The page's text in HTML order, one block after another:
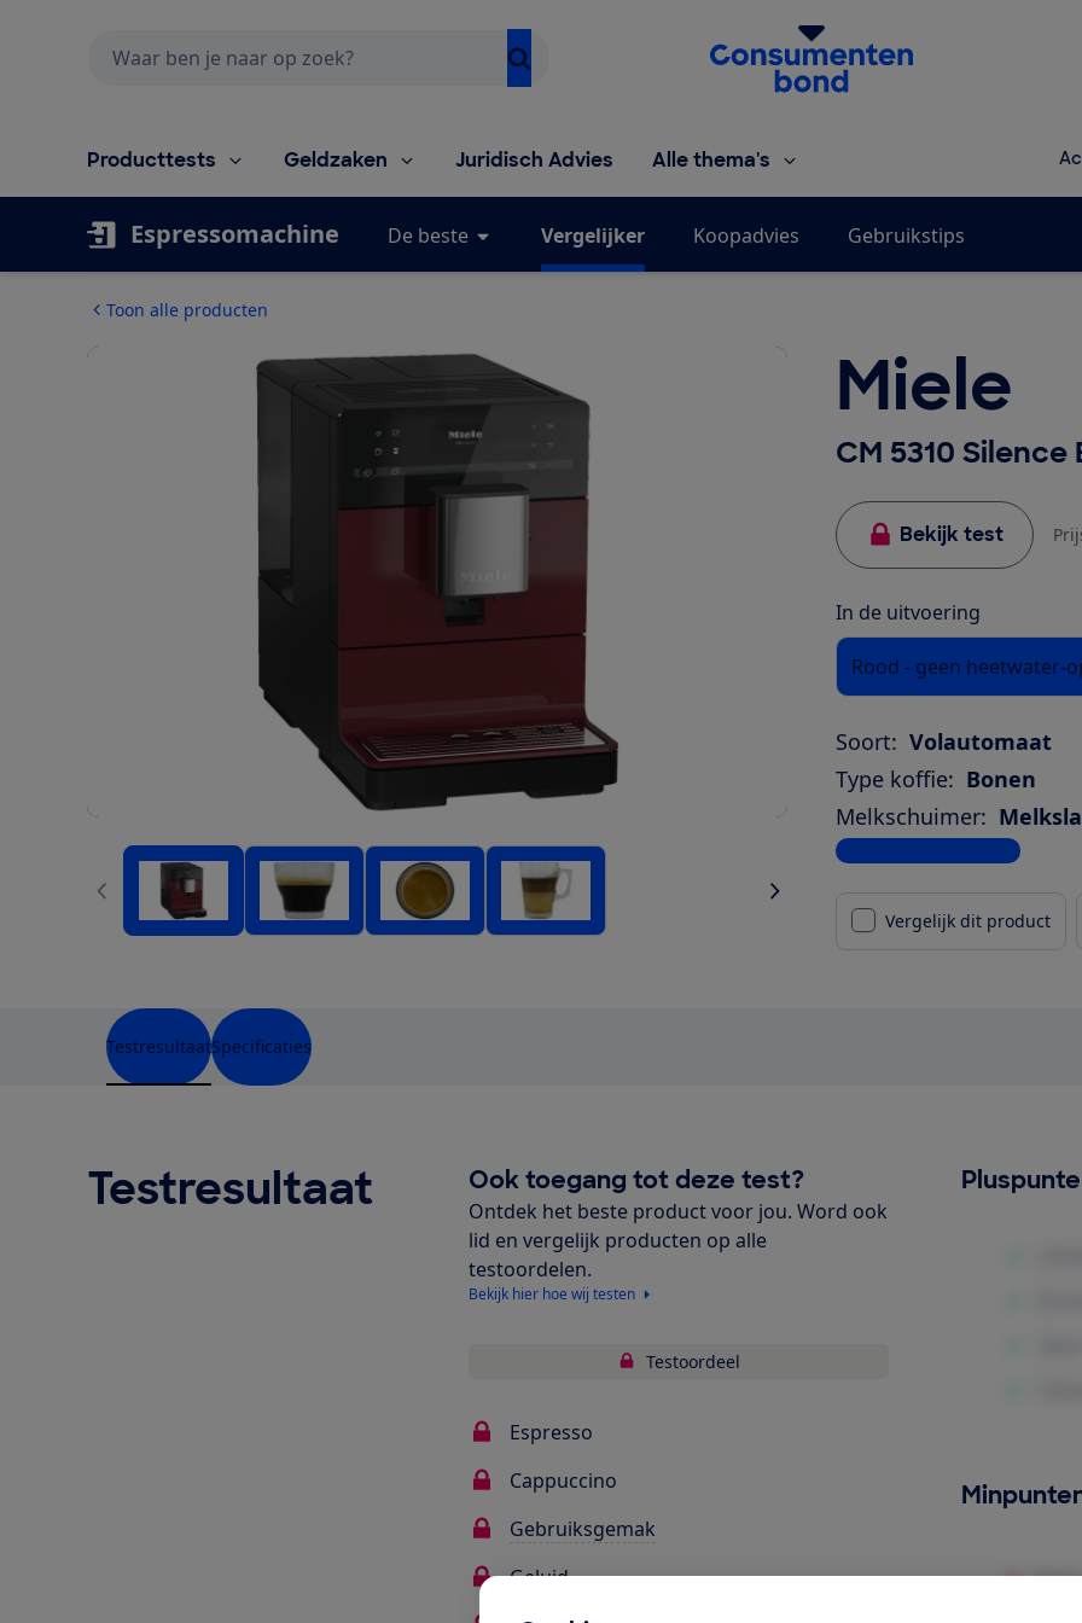
Homepage van de Consumentenbond
Producttests Geldzaken Juridisch Advies Alle thema's
Espressomachine De beste Vergelijker Koopadvies Gebruikstips
Toon alle producten
Miele
CM 5310
Bekijk test
In de uitvoering
Rood - geen heetwater-
Soort: Volautomaat
Type koffie: Bonen
Melkschuimer:
Bekijk alle specificaties
Vergelijk dit product
TestresultaatSpecificaties
Testresultaat Ook toegang tot deze test?
Ontdek het beste product voor jou. Word ook
lid en vergelijk producten op alle
testoordelen.
Bekijk hier hoe wij testen
Testoordeel
Espresso
Cappuccino
Gebruiksgemak
Geluid